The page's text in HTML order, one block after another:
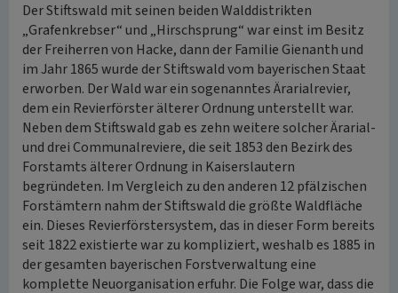
Der Stiftswald mit seinen beiden Walddistrikten
„Grafenkrebser“ und „Hirschsprung“ war einst im Besitz
der Freiherren von Hacke, dann der Familie Gienanth und
im Jahr 1865 wurde der Stiftswald vom bayerischen Staat
erworben. Der Wald war ein sogenanntes Ärarialrevier,
dem ein Revierförster älterer Ordnung unterstellt war.
Neben dem Stiftswald gab es zehn weitere solcher Ärarial-
und drei Communalreviere, die seit 1853 den Bezirk des
Forstamts älterer Ordnung in Kaiserslautern
begründeten. Im Vergleich zu den anderen 12 pfälzischen
Forstämtern nahm der Stiftswald die größte Waldfläche
ein. Dieses Revierförstersystem, das in dieser Form bereits
seit 1822 existierte war zu kompliziert, weshalb es 1885 in
der gesamten bayerischen Forstverwaltung eine
komplette Neuorganisation erfuhr. Die Folge war, dass die